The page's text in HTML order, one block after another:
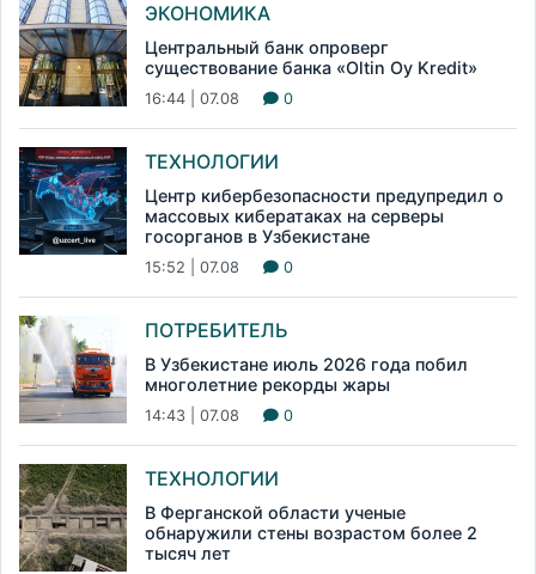
ЭКОНОМИКА
Центральный банк опроверг
существование банка «Oltin Oy Kredit»
16:44 | 07.08 0
ТЕХНОЛОГИИ
Центр кибербезопасности предупредил о
массовых кибератаках на серверы
госорганов в Узбекистане
15:52 | 07.08 0
ПОТРЕБИТЕЛЬ
В Узбекистане июль 2026 года побил
многолетние рекорды жары
14:43 | 07.08 0
ТЕХНОЛОГИИ
В Ферганской области ученые
обнаружили стены возрастом более 2
тысяч лет